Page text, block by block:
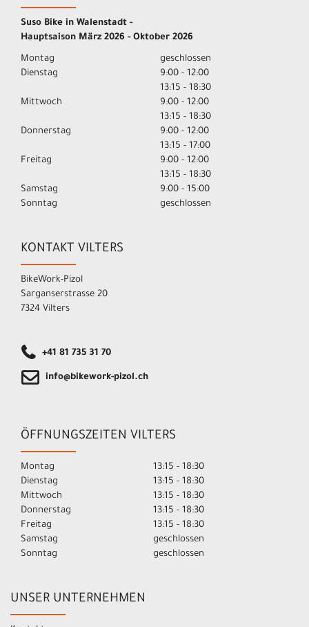
Suso Bike in Walenstadt -
Hauptsaison März 2026 - Oktober 2026
Montag
geschlossen
Dienstag
9:00 - 12:00
13:15 - 18:30
Mittwoch
9:00 - 12:00
13:15 - 18:30
Donnerstag
9:00 - 12:00
13:15 - 17:00
Freitag
9:00 - 12:00
13:15 - 18:30
Samstag
9:00 - 15:00
Sonntag
geschlossen
KONTAKT VILTERS
BikeWork-Pizol
Sarganserstrasse 20
7324 Vilters
+41 81 735 31 70
info@bikework-pizol.ch
ÖFFNUNGSZEITEN VILTERS
Montag
13:15 - 18:30
Dienstag
13:15 - 18:30
Mittwoch
13:15 - 18:30
Donnerstag
13:15 - 18:30
Freitag
13:15 - 18:30
Samstag
geschlossen
Sonntag
geschlossen
UNSER UNTERNEHMEN